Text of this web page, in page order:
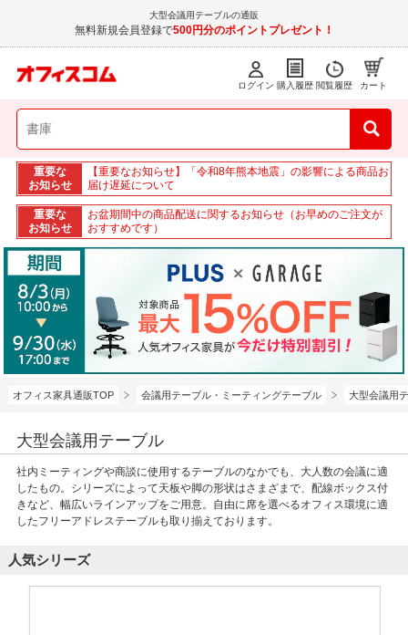
大型会議用テーブルの通販
無料新規会員登録で500円分のポイントプレゼント！
ログイン 購入履歴 閲覧履歴 カート
重要な
お知らせ
【重要なお知らせ】「令和8年熊本地震」の影響による商品お
届け遅延について
重要な
お知らせ
お盆期間中の商品配送に関するお知らせ（お早めのご注文が
おすすめです）
オフィス家具通販TOP 会議用テーブル・ミーティングテーブル 大型会議用
大型会議用テーブル
社内ミーティングや商談に使用するテーブルのなかでも、大人数の会議に適
したもの。シリーズによって天板や脚の形状はさまざまで、配線ボックス付
きなど、幅広いラインアップをご用意。自由に席を選べるオフィス環境に適
したフリーアドレステーブルも取り揃えております。
人気シリーズ